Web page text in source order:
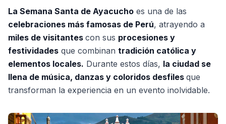
La Semana Santa de Ayacucho es una de las
celebraciones más famosas de Perú, atrayendo a
miles de visitantes con sus procesiones y
festividades que combinan tradición católica y
elementos locales. Durante estos días, la ciudad se
llena de música, danzas y coloridos desfiles que
transforman la experiencia en un evento inolvidable.